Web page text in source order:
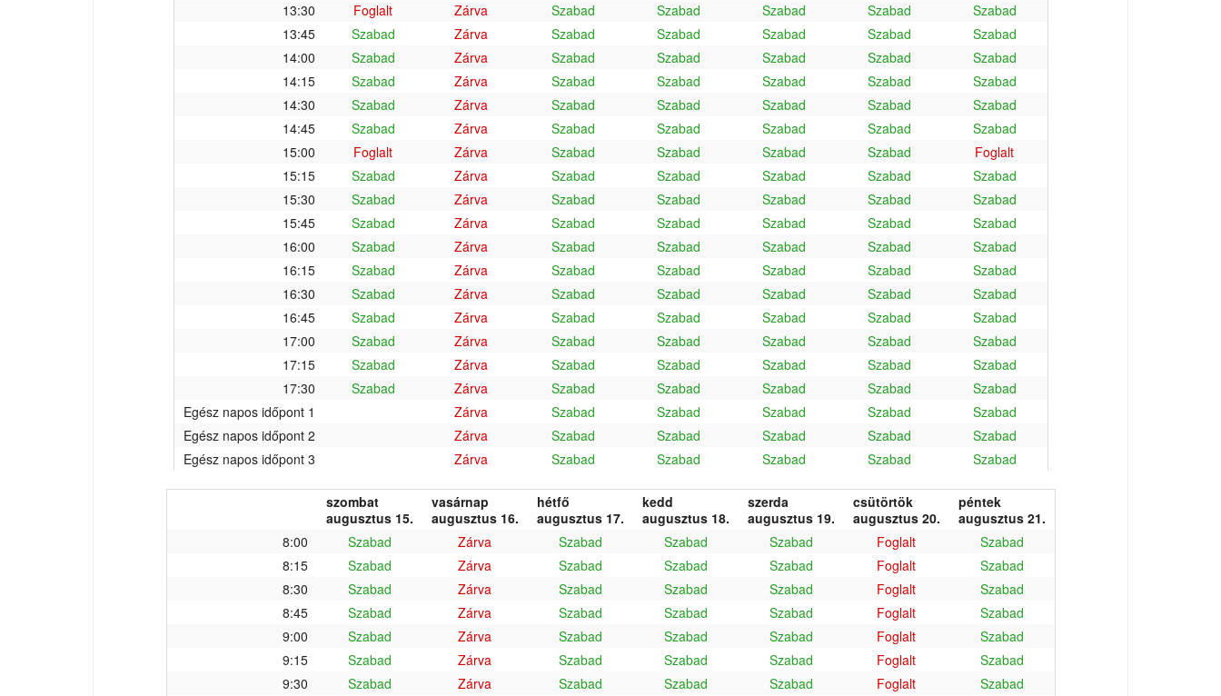
13:30
Foglalt Zárva Szabad Szabad Szabad Szabad
Szabad
13:45
Szabad Zárva Szabad Szabad Szabad Szabad
Szabad
14:00
Szabad Zárva Szabad Szabad Szabad Szabad
Szabad
14:15
Szabad Zárva Szabad Szabad Szabad Szabad
Szabad
14:30
Szabad Zárva Szabad Szabad Szabad Szabad
Szabad
14:45
Szabad Zárva Szabad Szabad Szabad Szabad
Szabad
15:00
Foglalt Zárva Szabad Szabad Szabad Szabad
Foglalt
15:15
Szabad Zárva Szabad Szabad Szabad Szabad
Szabad
15:30
Szabad Zárva Szabad Szabad Szabad Szabad
Szabad
15:45
Szabad Zárva Szabad Szabad Szabad Szabad
Szabad
16:00
Szabad Zárva Szabad Szabad Szabad Szabad
Szabad
16:15
Szabad Zárva Szabad Szabad Szabad Szabad
Szabad
16:30
Szabad Zárva Szabad Szabad Szabad Szabad
Szabad
16:45
Szabad Zárva Szabad Szabad Szabad Szabad
Szabad
17:00
Szabad Zárva Szabad Szabad Szabad Szabad
Szabad
17:15
Szabad Zárva Szabad Szabad Szabad Szabad
Szabad
17:30
Szabad Zárva Szabad Szabad Szabad Szabad
Szabad
Egész napos időpont 1
Zárva Szabad Szabad Szabad Szabad
Szabad
Egész napos időpont 2
Zárva Szabad Szabad Szabad Szabad
Szabad
Egész napos időpont 3
Zárva Szabad Szabad Szabad Szabad Szabad
szombat
augusztus 15.
vasárnap
augusztus 16.
hétfő
augusztus 17.
kedd
augusztus 18.
szerda
augusztus 19.
csütörtök
augusztus 20.
péntek
augusztus 21.
8:00
Szabad Zárva Szabad Szabad Szabad Foglalt
Szabad
8:15
Szabad Zárva Szabad Szabad Szabad Foglalt
Szabad
8:30
Szabad Zárva Szabad Szabad Szabad Foglalt
Szabad
8:45
Szabad Zárva Szabad Szabad Szabad Foglalt
Szabad
9:00
Szabad Zárva Szabad Szabad Szabad Foglalt
Szabad
9:15
Szabad Zárva Szabad Szabad Szabad Foglalt
Szabad
9:30
Szabad Zárva Szabad Szabad Szabad Foglalt
Szabad